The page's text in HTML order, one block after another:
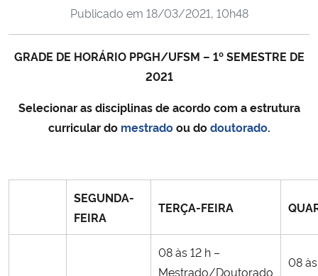
Ministério da Cidadania
Ministério da Ciência, Tecnologia, Inovações e Comunicações
Ministério do Turismo
Ministério do Desenvolvimento Regional
Publicado em 18/03/2021, 10h48
GRADE DE HORÁRIO PPGH/UFSM – 1º SEMESTRE DE
2021
Selecionar as disciplinas de acordo com a estrutura
curricular do mestradoou dodoutorado.
SEGUNDA-
FEIRA
TERÇA-FEIRA
08 às 12 h –
Mestrado/Doutorado
08